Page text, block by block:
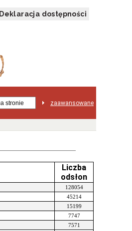
Deklaracja dostępności
zaawansowane
Liczba
odsłon
128054
45214
15199
7747
7571